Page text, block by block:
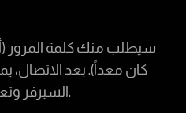
سيطلب منك كلمة المرور
كان معداً). بعد الاتصال،
السيرفر وتعديل الملفات مباشرة.